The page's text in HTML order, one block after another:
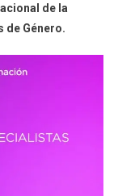
de la
de Género.